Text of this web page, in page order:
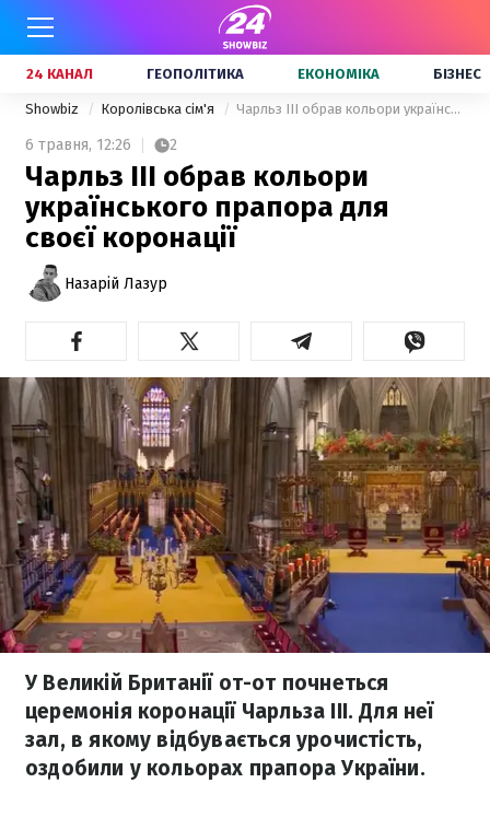
24 КАНАЛ ГЕОПОЛІТИКА ЕКОНОМІКА БІЗНЕС
Showbiz Королівська сім'я Чарльз III обрав кольори українського прапора для своєї коронації
6 травня, 12:26 2
Чарльз III обрав кольори
українського прапора для
своєї коронації
Назарій Лазур
У Великій Британії от-от почнеться
церемонія коронації Чарльза III. Для неї
зал, в якому відбувається урочистість,
оздобили у кольорах прапора України.